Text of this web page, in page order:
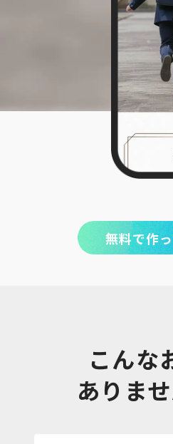
無料で作
こんな
ありま